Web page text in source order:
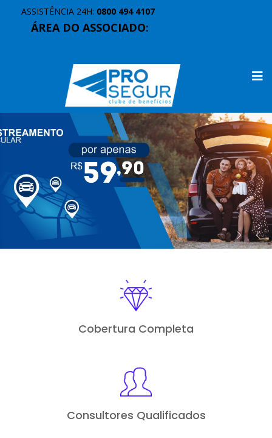
ASSISTÊNCIA 24H: 0800 494 4107
ÁREA DO ASSOCIADO:
Cobertura Completa
Consultores Qualificados